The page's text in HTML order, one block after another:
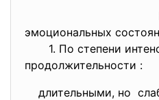
эмоциональных
1. По степени
продолжительности :
длительными, но